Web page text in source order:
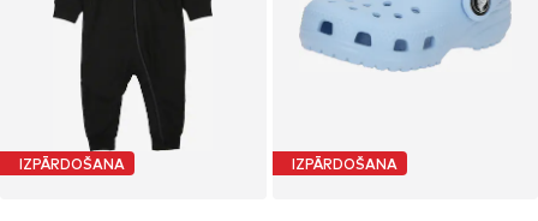
IZPĀRDOŠANA IZPĀRDOŠANA